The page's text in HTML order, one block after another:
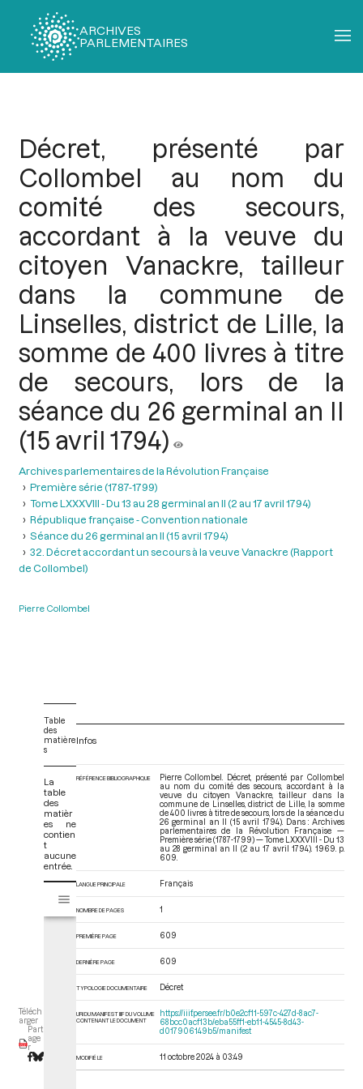
ARCHIVES
PARLEMENTAIRES
Décret, présenté par
Collombel au nom du
comité des secours,
accordant à la veuve du
citoyen Vanackre, tailleur
dans la commune de
Linselles, district de Lille, la
somme de 400 livres à titre
de secours, lors de la
séance du 26 germinal an II
(15 avril 1794)
Archives parlementaires de la Révolution Française
Première série (1787-1799)
Tome LXXXVIII - Du 13 au 28 germinal an II (2 au 17 avril 1794)
République française - Convention nationale
Séance du 26 germinal an II (15 avril 1794)
32. Décret accordant un secours à la veuve Vanackre (Rapport
de Collombel)
Pierre Collombel
Téléch
arger
Part
age
r
Table
des
matière
s
La
table
des
matièr
es ne
contien
t
aucune
entrée.
s
M
Tome LXXXVIII - Du 13 au 28 germinal an II (2 au 17 avril 1794)
Infos
RÉFÉRENCE BIBLIOGRAPHIQUE
Pierre Collombel. Décret, présenté par Collombel
au nom du comité des secours, accordant à la
veuve du citoyen Vanackre, tailleur dans la
commune de Linselles, district de Lille, la somme
de 400 livres à titre de secours, lors de la séance du
26 germinal an II (15 avril 1794). Dans : Archives
parlementaires de la Révolution Française —
Première série (1787-1799) — Tome LXXXVIII - Du 13
au 28 germinal an II (2 au 17 avril 1794) . 1969. p.
609.
LANGUE PRINCIPALE Français
NOMBRE DE PAGES 1
PREMIÈRE PAGE 609
DERNIÈRE PAGE 609
TYPOLOGIE DOCUMENTAIRE Décret
URI DU MANIFEST IIIF DU VOLUME
CONTENANT LE DOCUMENT
https://iiif.persee.fr/b0e2cf11-597c-427d-8ac7-
68bcc0acf13b/eba55ff1-eb11-4545-8d43-
d017906149b5/manifest
MODIFIÉ LE 11 octobre 2024 à 03:49